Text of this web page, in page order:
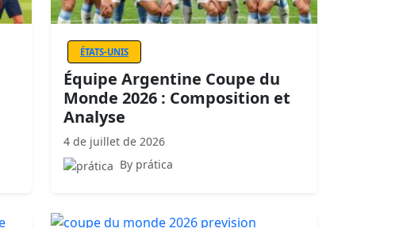
ÉTATS-UNIS
Équipe Argentine Coupe du
Monde 2026 : Composition et
Analyse
4 de juillet de 2026
By prática